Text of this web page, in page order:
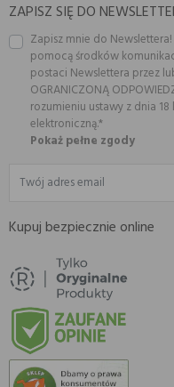
ZAPISZ SIĘ DO
Zapisz mnie do
pomocą środków
postaci Newslettera przez
OGRANICZONĄ
rozumieniu ustawy z dnia
elektroniczną.*
Pokaż pełne zgody
Kupuj bezpiecznie online